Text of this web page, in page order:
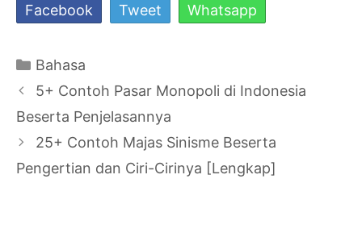
Facebook Tweet Whatsapp
Kategori
Bahasa
Navigasi
Tulisan
5+ Contoh Pasar Monopoli di Indonesia
Beserta Penjelasannya
25+ Contoh Majas Sinisme Beserta
Pengertian dan Ciri-Cirinya [Lengkap]